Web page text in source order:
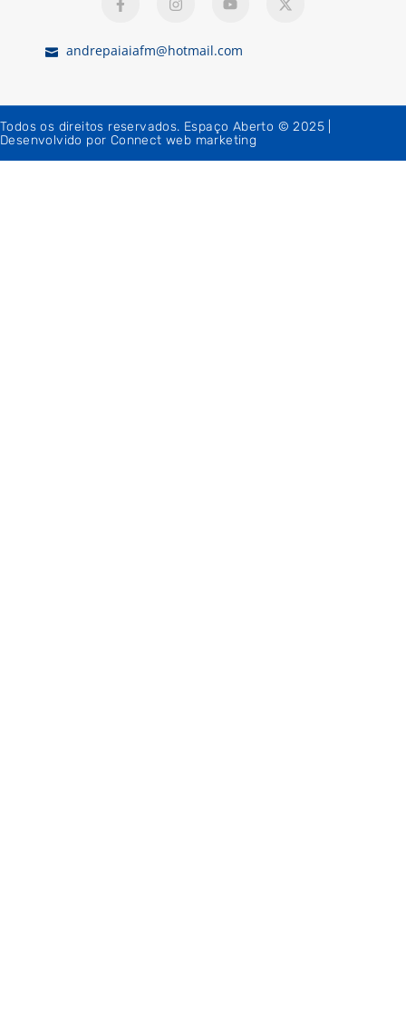
andrepaiaiafm@hotmail.com
Todos os direitos reservados. Espaço Aberto © 2025 |
Desenvolvido por Connect web marketing